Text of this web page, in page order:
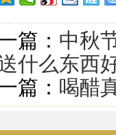
篇： 中秋
什么东西
篇： 喝醋